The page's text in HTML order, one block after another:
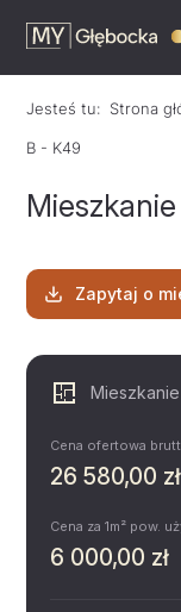
Jesteś tu: Strona
B - K49
Zapytaj o
Cena ofertowa
26 580,00 zł
Cena za 1m² pow.
6 000,00 zł